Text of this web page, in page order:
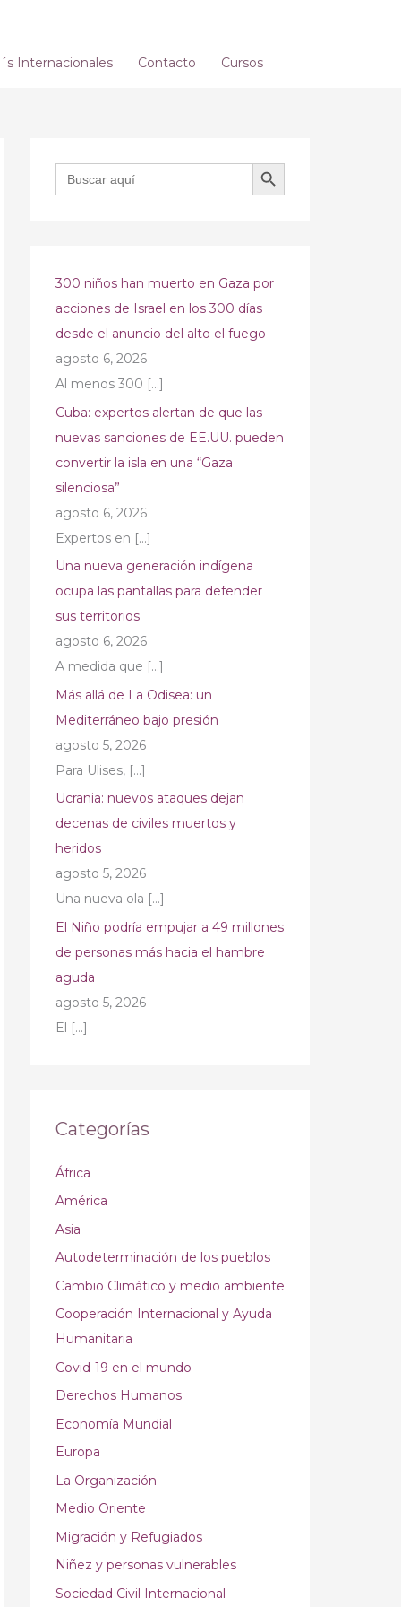
Internacionales Contacto Cursos
Buscar: BOTÓN DE BÚSQUEDA
300 niños han muerto en Gaza por
acciones de Israel en los 300 días
desde el anuncio del alto el fuego
agosto 6, 2026
Al menos 300 […]
Cuba: expertos alertan de que las
nuevas sanciones de EE.UU. pueden
convertir la isla en una “Gaza
silenciosa”
agosto 6, 2026
Expertos en […]
Una nueva generación indígena
ocupa las pantallas para defender
sus territorios
agosto 6, 2026
A medida que […]
Más allá de La Odisea: un
Mediterráneo bajo presión
agosto 5, 2026
Para Ulises, […]
Ucrania: nuevos ataques dejan
decenas de civiles muertos y
heridos
agosto 5, 2026
Una nueva ola […]
El Niño podría empujar a 49 millones
de personas más hacia el hambre
aguda
agosto 5, 2026
El […]
Categorías
África
América
Asia
Autodeterminación de los pueblos
Cambio Climático y medio ambiente
Cooperación Internacional y Ayuda
Humanitaria
Covid-19 en el mundo
Derechos Humanos
Economía Mundial
Europa
La Organización
Medio Oriente
Migración y Refugiados
Niñez y personas vulnerables
Sociedad Civil Internacional